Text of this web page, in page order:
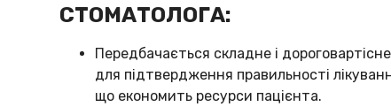
СТОМАТОЛОГА:
Передбачається складне і
для підтвердження правильності
що економить ресурси пацієнта.